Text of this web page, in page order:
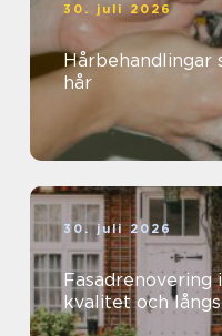
30. juli 2026
Hårbehandlingar så väljer du rätt för ditt
hår
30. juli 2026
Fasadrenovering
kvalitet och